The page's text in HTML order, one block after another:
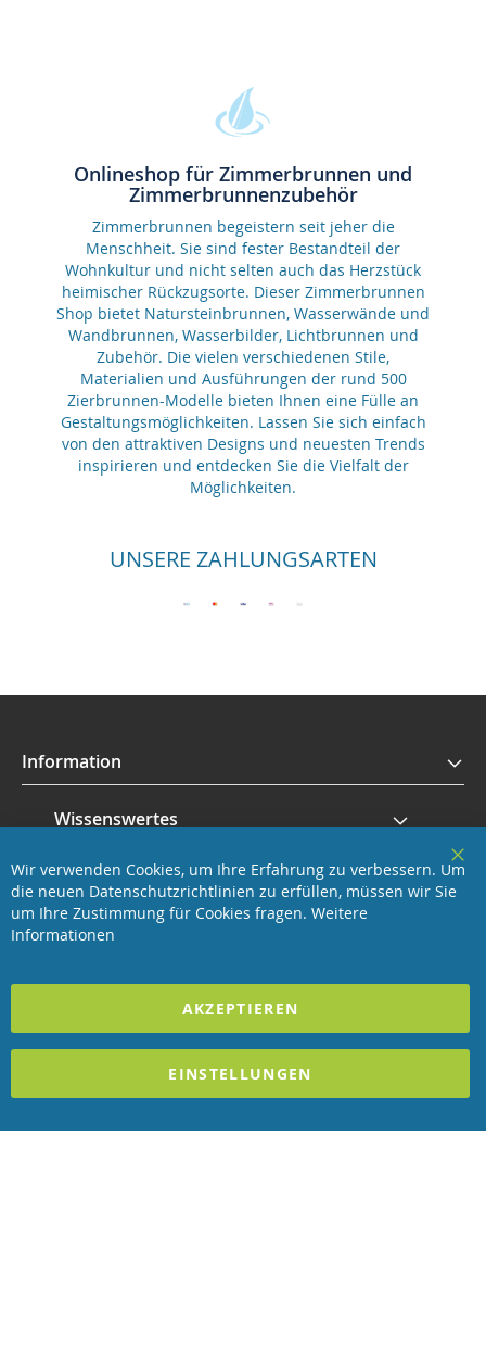
Onlineshop für Zimmerbrunnen und
Zimmerbrunnenzubehör
Zimmerbrunnen begeistern seit jeher die
Menschheit. Sie sind fester Bestandteil der
Wohnkultur und nicht selten auch das Herzstück
heimischer Rückzugsorte. Dieser Zimmerbrunnen
Shop bietet Natursteinbrunnen, Wasserwände und
Wandbrunnen, Wasserbilder, Lichtbrunnen und
Zubehör. Die vielen verschiedenen Stile,
Materialien und Ausführungen der rund 500
Zierbrunnen-Modelle bieten Ihnen eine Fülle an
Gestaltungsmöglichkeiten. Lassen Sie sich einfach
von den attraktiven Designs und neuesten Trends
inspirieren und entdecken Sie die Vielfalt der
Möglichkeiten.
UNSERE ZAHLUNGSARTEN
Information
Wissenswertes
Service
Revisage GmbH
Wir verwenden Cookies, um Ihre Erfahrung zu verbessern. Um
die neuen Datenschutzrichtlinien zu erfüllen, müssen wir Sie
um Ihre Zustimmung für Cookies fragen. Weitere
Informationen
AKZEPTIEREN
EINSTELLUNGEN